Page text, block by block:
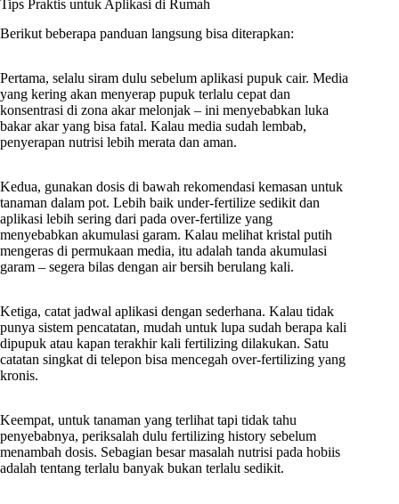
Tips Praktis untuk Aplikasi di Rumah
Berikut beberapa panduan langsung bisa diterapkan:
Pertama, selalu siram dulu sebelum aplikasi pupuk cair. Media
yang kering akan menyerap pupuk terlalu cepat dan
konsentrasi di zona akar melonjak – ini menyebabkan luka
bakar akar yang bisa fatal. Kalau media sudah lembab,
penyerapan nutrisi lebih merata dan aman.
Kedua, gunakan dosis di bawah rekomendasi kemasan untuk
tanaman dalam pot. Lebih baik under-fertilize sedikit dan
aplikasi lebih sering dari pada over-fertilize yang
menyebabkan akumulasi garam. Kalau melihat kristal putih
mengeras di permukaan media, itu adalah tanda akumulasi
garam – segera bilas dengan air bersih berulang kali.
Ketiga, catat jadwal aplikasi dengan sederhana. Kalau tidak
punya sistem pencatatan, mudah untuk lupa sudah berapa kali
dipupuk atau kapan terakhir kali fertilizing dilakukan. Satu
catatan singkat di telepon bisa mencegah over-fertilizing yang
kronis.
Keempat, untuk tanaman yang terlihat tapi tidak tahu
penyebabnya, periksalah dulu fertilizing history sebelum
menambah dosis. Sebagian besar masalah nutrisi pada hobiis
adalah tentang terlalu banyak bukan terlalu sedikit.